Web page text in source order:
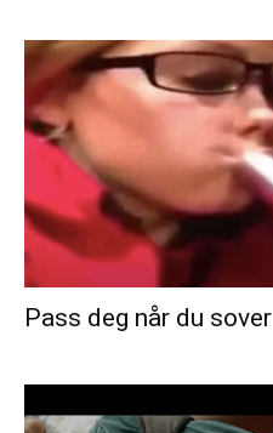
Pass deg når du sover